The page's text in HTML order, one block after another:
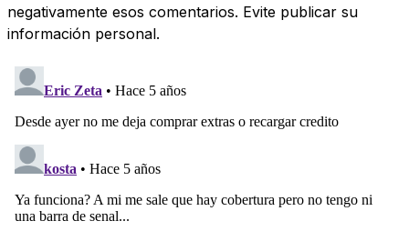
negativamente esos comentarios. Evite publicar su
información personal.